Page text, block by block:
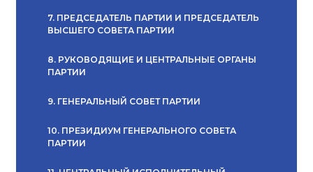
7. ПРЕДСЕДАТЕЛЬ ПАРТИИ И ПРЕДСЕДАТЕЛЬ
ВЫСШЕГО СОВЕТА ПАРТИИ
8. РУКОВОДЯЩИЕ И ЦЕНТРАЛЬНЫЕ ОРГАНЫ
ПАРТИИ
9. ГЕНЕРАЛЬНЫЙ СОВЕТ ПАРТИИ
10. ПРЕЗИДИУМ ГЕНЕРАЛЬНОГО СОВЕТА
ПАРТИИ